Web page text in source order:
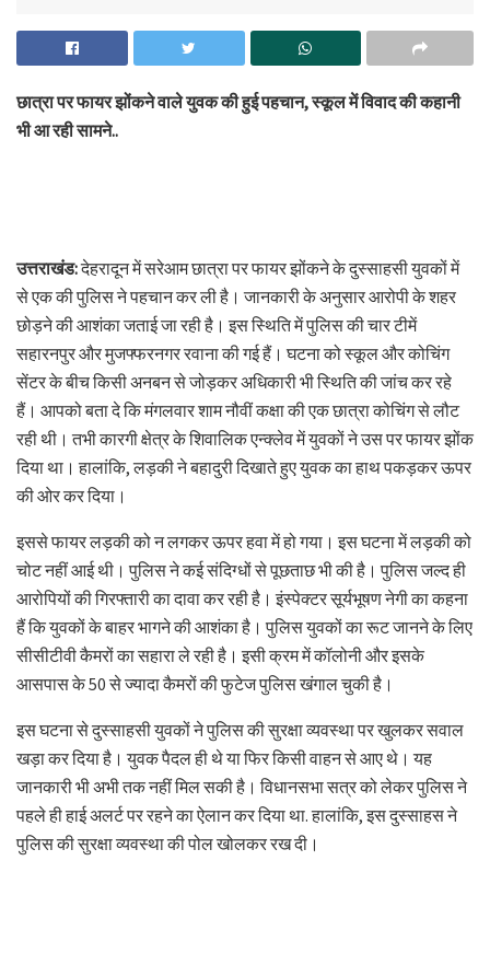
छात्रा पर फायर झोंकने वाले युवक की हुई पहचान, स्कूल में विवाद की कहानी
भी आ रही सामने..
उत्तराखंड:देहरादून में सरेआम छात्रा पर फायर झोंकने के दुस्साहसी युवकों में
से एक की पुलिस ने पहचान कर ली है। जानकारी के अनुसार आरोपी के शहर
छोड़ने की आशंका जताई जा रही है। इस स्थिति में पुलिस की चार टीमें
सहारनपुर और मुजफ्फरनगर रवाना की गई हैं। घटना को स्कूल और कोचिंग
सेंटर के बीच किसी अनबन से जोड़कर अधिकारी भी स्थिति की जांच कर रहे
हैं। आपको बता दे कि मंगलवार शाम नौवीं कक्षा की एक छात्रा कोचिंग से लौट
रही थी। तभी कारगी क्षेत्र के शिवालिक एन्क्लेव में युवकों ने उस पर फायर झोंक
दिया था। हालांकि, लड़की ने बहादुरी दिखाते हुए युवक का हाथ पकड़कर ऊपर
की ओर कर दिया।
इससे फायर लड़की को न लगकर ऊपर हवा में हो गया। इस घटना में लड़की को
चोट नहीं आई थी। पुलिस ने कई संदिग्धों से पूछताछ भी की है। पुलिस जल्द ही
आरोपियों की गिरफ्तारी का दावा कर रही है। इंस्पेक्टर सूर्यभूषण नेगी का कहना
हैं कि युवकों के बाहर भागने की आशंका है। पुलिस युवकों का रूट जानने के लिए
सीसीटीवी कैमरों का सहारा ले रही है। इसी क्रम में कॉलोनी और इसके
आसपास के 50 से ज्यादा कैमरों की फुटेज पुलिस खंगाल चुकी है।
इस घटना से दुस्साहसी युवकों ने पुलिस की सुरक्षा व्यवस्था पर खुलकर सवाल
खड़ा कर दिया है। युवक पैदल ही थे या फिर किसी वाहन से आए थे। यह
जानकारी भी अभी तक नहीं मिल सकी है। विधानसभा सत्र को लेकर पुलिस ने
पहले ही हाई अलर्ट पर रहने का ऐलान कर दिया था. हालांकि, इस दुस्साहस ने
पुलिस की सुरक्षा व्यवस्था की पोल खोलकर रख दी।